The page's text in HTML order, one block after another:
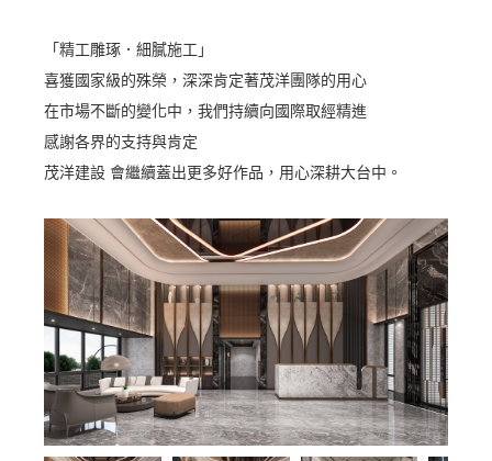
「精工雕琢．細膩施工」
喜獲國家級的殊榮，深深肯定著茂洋團隊的用心
在市場不斷的變化中，我們持續向國際取經精進
感謝各界的支持與肯定
茂洋建設 會繼續蓋出更多好作品，用心深耕大台中。